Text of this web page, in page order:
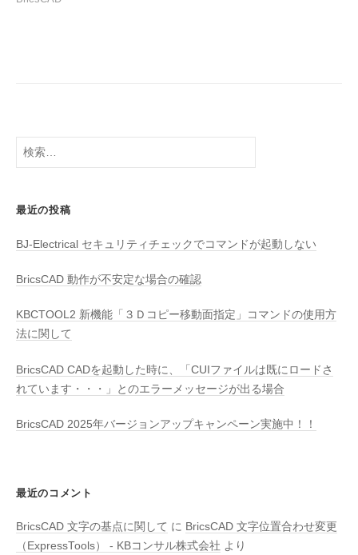
検
最近の投稿
BJ-Electrical セキュリティチェックでコマンドが起動しない
BricsCAD 動作が不安定な場合の確認
KBCTOOL2 新機能「３Ｄコピー移動面指定」コマンドの使用方
法に関して
BricsCAD CADを起動した時に、「CUIファイルは既にロードさ
れています・・・」とのエラーメッセージが出る場合
BricsCAD 2025年バージョンアップキャンペーン実施中！！
最近のコメント
BricsCAD 文字の基点に関して に BricsCAD 文字位置合わせ変更
（ExpressTools） - KBコンサル株式会社 より